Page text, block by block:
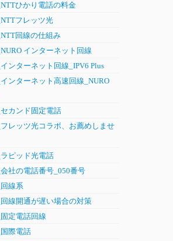
ひかり電話の料金
フレッツ光
回線の仕組み
インターネット回線
ンターネット回線_IPV6 Plus
ンターネット高速回線_NURO
カンド固定電話
レッツ光コラボ、お薦めしませ
ピッド光電話
社の電話番号_050番号
線系
線開通が遅い場合の対策
定電話回線
際電話